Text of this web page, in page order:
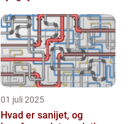
01 juli 2025
Hvad er sanijet, og